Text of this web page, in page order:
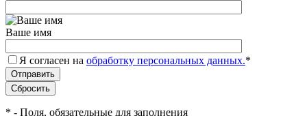
Ваше имя
Я согласен на обработку персональных данных.*
* - Поля, обязательные для заполнения